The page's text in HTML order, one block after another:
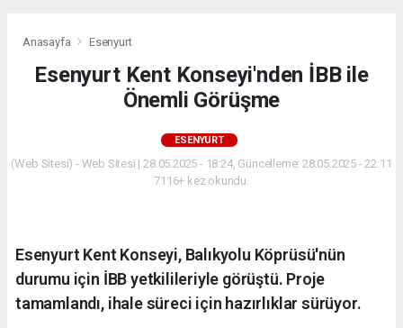
Anasayfa Esenyurt
Esenyurt Kent Konseyi'nden İBB ile
Önemli Görüşme
ESENYURT
(Web Sitesi) - Web Sitesi | 28.05.2025 - 18:24, Güncelleme: 28.05.2025 - 22:11
7116+ kez okundu.
Esenyurt Kent Konseyi, Balıkyolu Köprüsü'nün
durumu için İBB yetkilileriyle görüştü. Proje
tamamlandı, ihale süreci için hazırlıklar sürüyor.